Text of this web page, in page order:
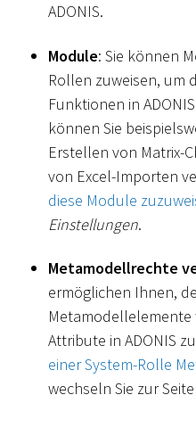
ADONIS.
Module: Sie können
Rollen zuweisen, um
Funktionen in
können Sie
Erstellen von Matrix-
von Excel-Importen
diese Module
Einstellungen.
Metamodellrechte
ermöglichen Ihnen,
Attribute in ADONIS
einer System-Rolle
wechseln Sie zur Seite